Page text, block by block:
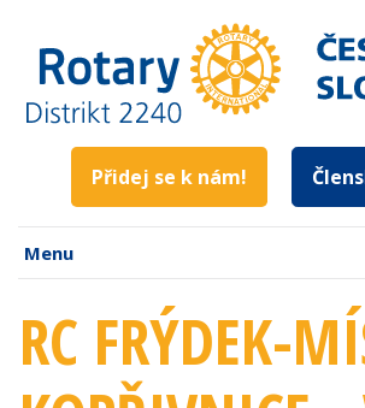
Přidej se k nám!
Menu
RC FRÝDEK-